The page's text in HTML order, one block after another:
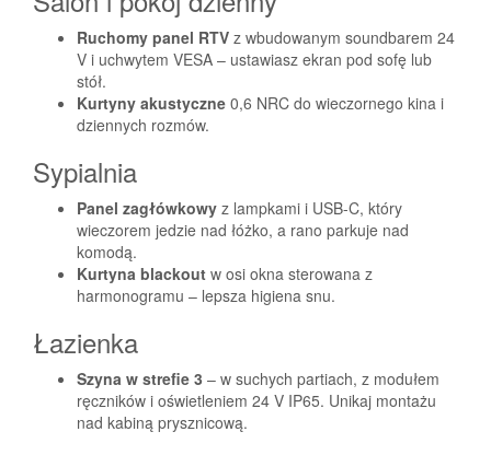
Ruchomy panel RTV z wbudowanym soundbarem 24
V i uchwytem VESA – ustawiasz ekran pod sofę lub
stół.
Kurtyny akustyczne 0,6 NRC do wieczornego kina i
dziennych rozmów.
Sypialnia
Panel zagłówkowy z lampkami i USB-C, który
wieczorem jedzie nad łóżko, a rano parkuje nad
komodą.
Kurtyna blackout w osi okna sterowana z
harmonogramu – lepsza higiena snu.
Łazienka
Szyna w strefie 3 – w suchych partiach, z modułem
ręczników i oświetleniem 24 V IP65. Unikaj montażu
nad kabiną prysznicową.